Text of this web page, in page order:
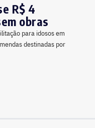
R$ 4
obras
para idosos em
destinadas por